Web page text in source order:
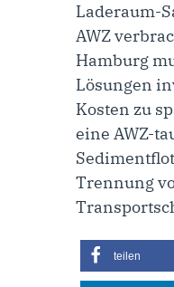
Laderaum-
AWZ
Hamburg
Lösungen
Kosten zu
eine AWZ-
Trennung
teilen